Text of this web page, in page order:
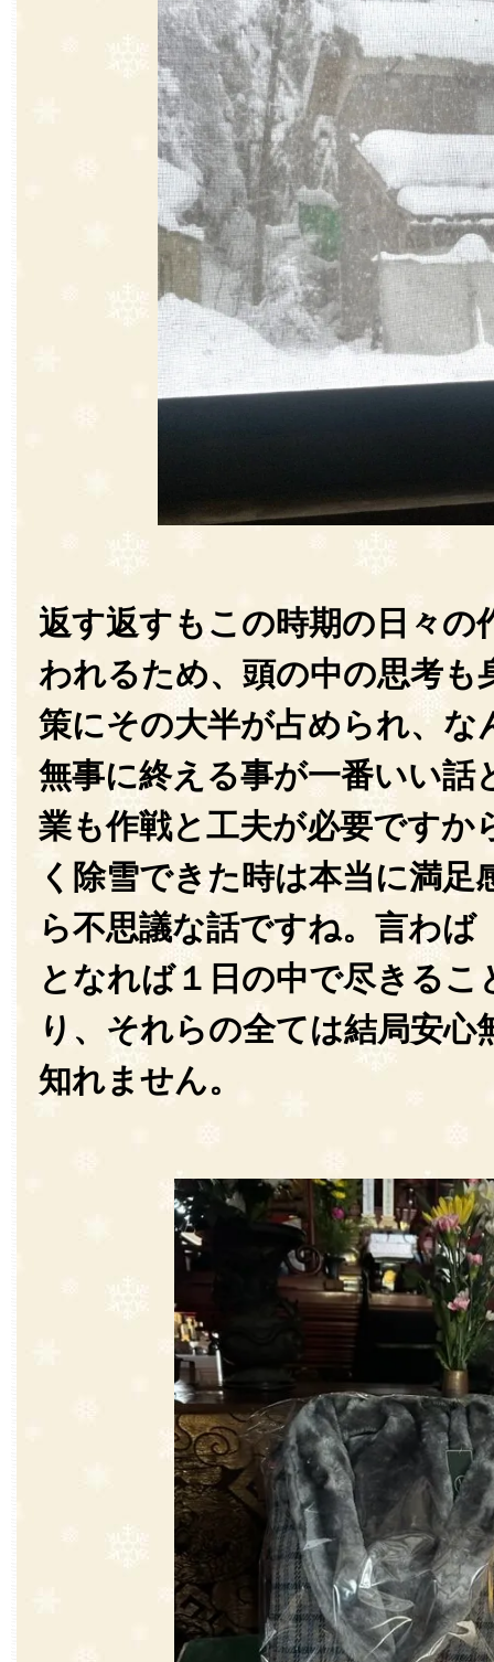
返す返すもこの時期の日々の
われるため、頭の中の思考も
策にその大半が占められ、な
無事に終える事が一番いい話
業も作戦と工夫が必要ですか
く除雪できた時は本当に満足
ら不思議な話ですね。言わば
となれば１日の中で尽きる
り、それらの全ては結局安心
知れません。